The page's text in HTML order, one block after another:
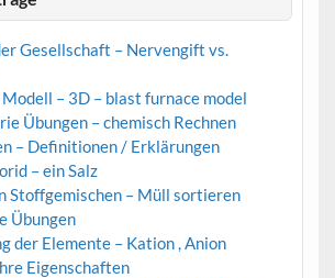
Gesellschaft – Nervengift vs.
– 3D – blast furnace model
Übungen – chemisch Rechnen
– Definitionen / Erklärungen
– ein Salz
Stoffgemischen – Müll sortieren
Übungen
der Elemente – Kation , Anion
Eigenschaften